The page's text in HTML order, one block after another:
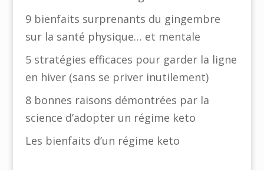
9 bienfaits surprenants du gingembre
sur la santé physique… et mentale
5 stratégies efficaces pour garder la ligne
en hiver (sans se priver inutilement)
8 bonnes raisons démontrées par la
science d’adopter un régime keto
Les bienfaits d’un régime keto